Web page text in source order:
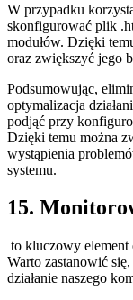
W przypadku
skonfigurować plik
modułów. Dzięki
oraz zwiększyć jego
Podsumowując,
optymalizacja
podjąć ​przy
Dzięki temu ⁢można
wystąpienia
systemu.
15.
to⁤ kluczowy
Warto zastanowić
działanie naszego